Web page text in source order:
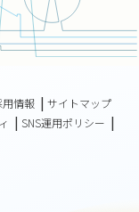
しては2018年に
大なる信頼を置か
重ねる。ピアニス
る。東京交響楽
川フィルハーモニ
用情報
サイトマップ
SNS運用ポリシー